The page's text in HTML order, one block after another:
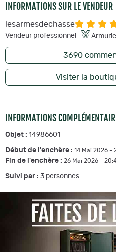
INFORMATIONS SUR LE VENDEUR
lesarmesdechasse
Vendeur professionnel
3690
Visiter la
INFORMATIONS
Objet : 14986601
Début de l'enchère : 14 Mai 2026 -
Fin de l'enchère : 26 Mai 2026 -
Suivi par : 3 personnes